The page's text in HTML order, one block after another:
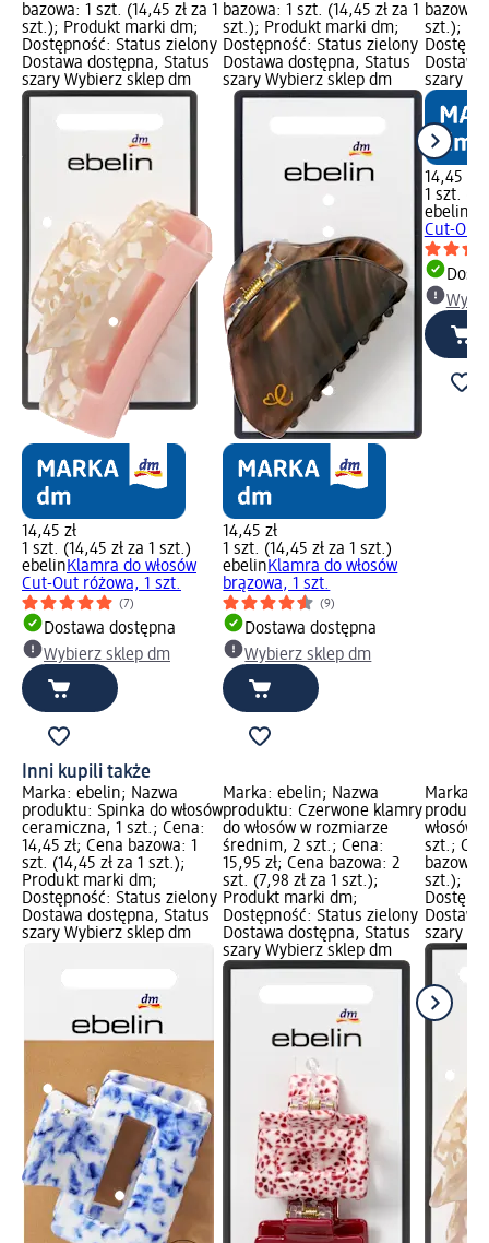
bazowa: 1 szt. (14,45 zł za 1
szt.); Produkt marki dm;
Dostępność: Status zielony
Dostawa dostępna, Status
szary Wybierz sklep dm
14,45 zł
1 szt. (14,45 zł za 1 szt.)
ebelinKlamra do włosów
Cut-Out różowa, 1 szt.
(7)
Dostawa dostępna
Wybierz sklep dm
bazowa: 1 szt. (14,45 zł za 1
szt.); Produkt marki dm;
Dostępność: Status zielony
Dostawa dostępna, Status
szary Wybierz sklep dm
14,45 zł
1 szt. (14,45 zł za 1 szt.)
ebelinKlamra do włosów
brązowa, 1 szt.
(9)
Dostawa dostępna
Wybierz sklep dm
bazowa:
szt.);
szary
14,45 zł
1 szt.
ebelin
Cut-Out
Inni kupili także
Marka: ebelin; Nazwa
produktu: Spinka do włosów
ceramiczna, 1 szt.; Cena:
14,45 zł; Cena bazowa: 1
szt. (14,45 zł za 1 szt.);
Produkt marki dm;
Dostępność: Status zielony
Dostawa dostępna, Status
szary Wybierz sklep dm
Marka: ebelin; Nazwa
produktu: Czerwone klamry
do włosów w rozmiarze
średnim, 2 szt.; Cena:
15,95 zł; Cena bazowa: 2
szt. (7,98 zł za 1 szt.);
Produkt marki dm;
Dostępność: Status zielony
Dostawa dostępna, Status
szary Wybierz sklep dm
Marka:
włosów
szt.;
bazowa:
szt.);
szary